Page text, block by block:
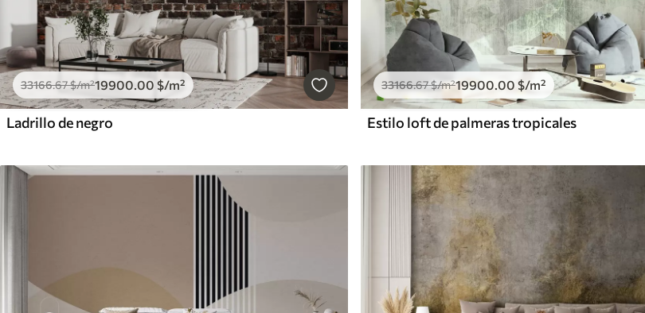
33166.67$/m²19900.00 $/m²
Ladrillo de negro
33166.67$/m²19900.00 $/m²
Estilo loft de palmeras tropicales